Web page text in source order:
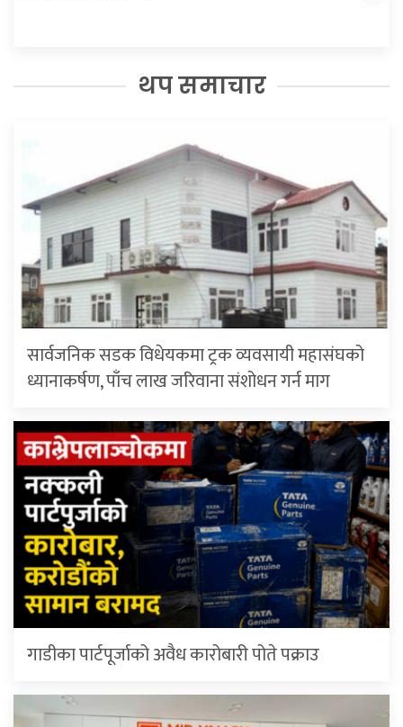
थप समाचार
सार्वजनिक सडक विधेयकमा ट्रक व्यवसायी महासंघको
ध्यानाकर्षण, पाँच लाख जरिवाना संशोधन गर्न माग
गाडीका पार्टपूर्जाको अवैध कारोबारी पोते प‌क्राउ